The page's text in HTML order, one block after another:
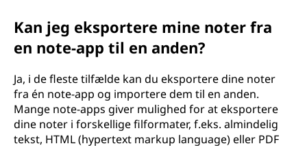
Kan jeg eksportere mine noter fra
en note-app til en anden?
Ja, i de fleste tilfælde kan du eksportere dine noter
fra én note-app og importere dem til en anden.
Mange note-apps giver mulighed for at eksportere
dine noter i forskellige filformater, f.eks. almindelig
tekst, HTML (hypertext markup language) eller PDF